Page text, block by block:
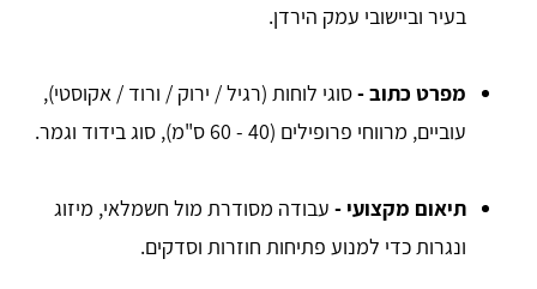
בעיר וביישובי עמק הירדן.
מפרט כתוב -סוגי לוחות (רגיל / ירוק / ורוד / אקוסטי),
עוביים, מרווחי פרופילים (40 - 60 ס"מ), סוג בידוד וגמר.
תיאום מקצועי - עבודה מסודרת מול חשמלאי, מיזוג
ונגרות כדי למנוע פתיחות חוזרות וסדקים.